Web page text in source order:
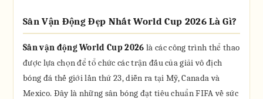
Sân Vận Động Đẹp Nhất World Cup 2026 Là Gì?
Sân vận động World Cup 2026 là các công trình thể thao
được lựa chọn để tổ chức các trận đấu của giải vô địch
bóng đá thế giới lần thứ 23, diễn ra tại Mỹ, Canada và
Mexico. Đây là những sân bóng đạt tiêu chuẩn FIFA về sức